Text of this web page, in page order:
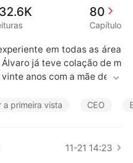
80
Capítulo
em todas as área
Álvaro já teve colação de m
anos com a mãe de se
sua filha mais nova. Jade v
a primeira vista CEO
11-21 14:23